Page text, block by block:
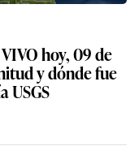
hoy, 09 de
y dónde fue
USGS